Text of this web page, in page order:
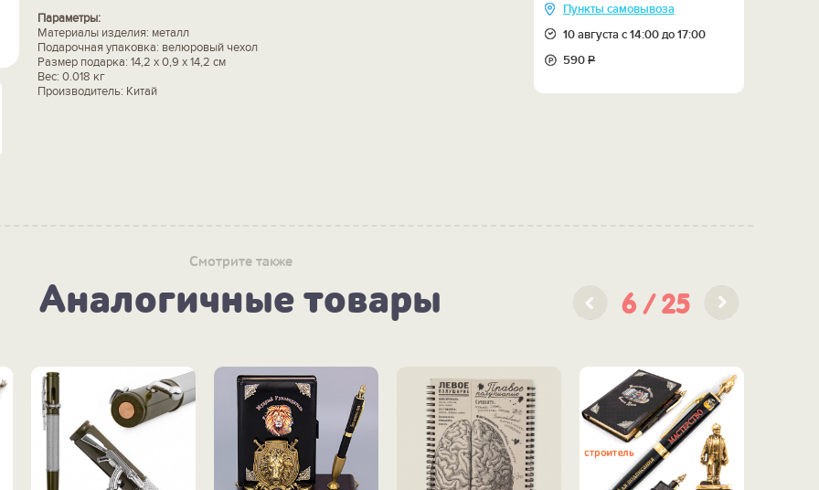
Параметры:
Материалы изделия: металл
Подарочная упаковка: велюровый чехол
Размер подарка: 14,2 х 0,9 х 14,2 см
Вес: 0.018 кг
Производитель: Китай
Пункты самовывоза
10 августа с 14:00 до 17:00
590Р
Смотрите также
Аналогичные товары 6 25